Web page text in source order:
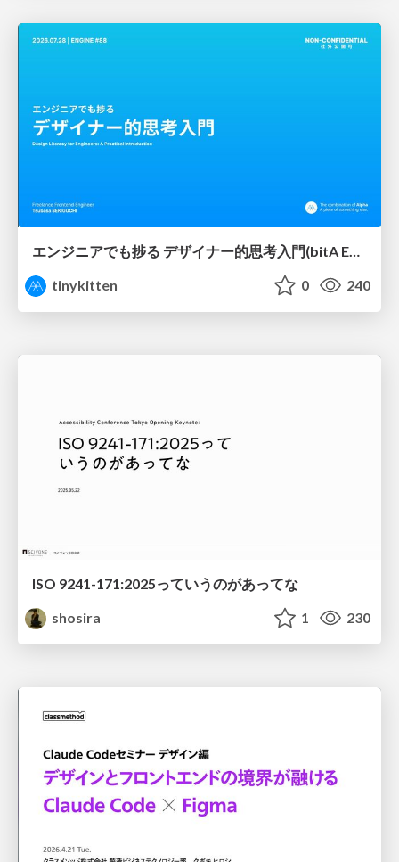
エンジニアでも捗る デザイナー的思考入門(bitA Edit 新ver)
tinykitten
0 240
ISO 9241-171:2025っていうのがあってな
shosira
1 230